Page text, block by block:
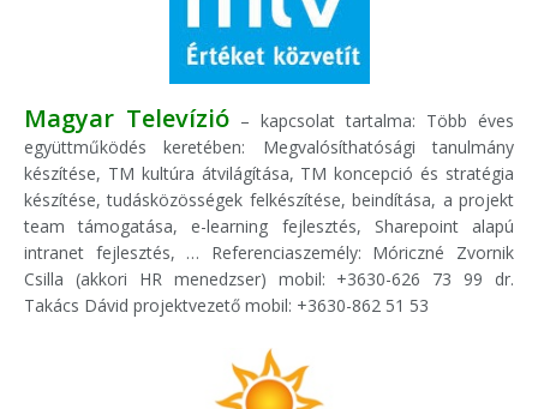
Magyar Televízió – kapcsolat tartalma: Több éves
együttműködés keretében: Megvalósíthatósági tanulmány
készítése, TM kultúra átvilágítása, TM koncepció és stratégia
készítése, tudásközösségek felkészítése, beindítása, a projekt
team támogatása, e-learning fejlesztés, Sharepoint alapú
intranet fejlesztés, … Referenciaszemély: Móriczné Zvornik
Csilla (akkori HR menedzser) mobil: +3630-626 73 99 dr.
Takács Dávid projektvezető mobil: +3630-862 51 53